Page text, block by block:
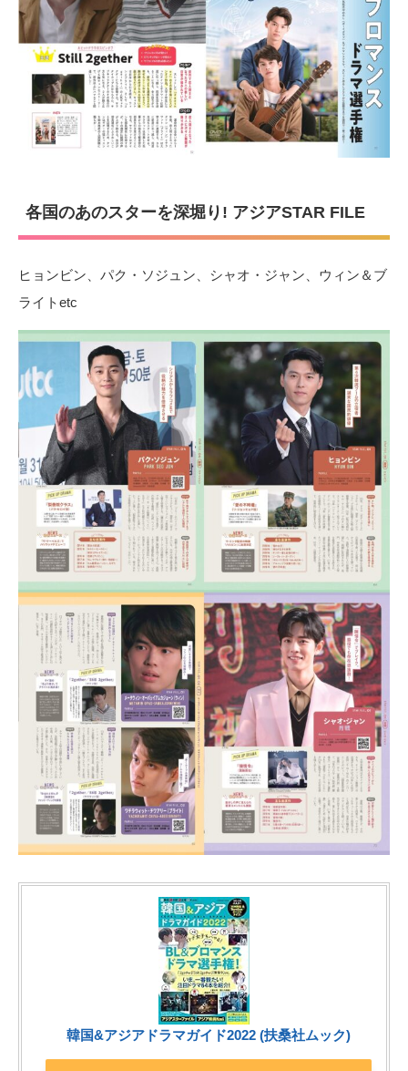
各国のあのスターを深堀り! アジアSTAR FILE
ヒョンビン、パク・ソジュン、シャオ・ジャン、ウィン＆ブ
ライトetc
韓国&アジアドラマガイド2022 (扶桑社ムック)